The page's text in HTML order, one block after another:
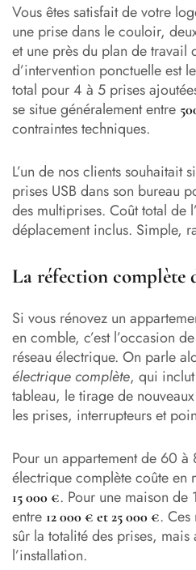
Vous êtes satisfait de votre
une prise dans le couloir,
et une près du plan de travail
d’intervention ponctuelle est
total pour 4 à 5 prises
se situe généralement entre
contraintes techniques.
L’un de nos clients souhaitait
prises USB dans son bureau
des multiprises. Coût total de
déplacement inclus. Simple,
La réfection complète
Si vous rénovez un
en comble, c’est l’occasion
réseau électrique. On parle
électrique complète, qui
tableau, le tirage de
les prises, interrupteurs et
Pour un appartement de 60 à
électrique complète coûte en
15 000 €. Pour une maison de
entre 12 000 € et 25 000 €. Ces
sûr la totalité des prises, mais
l’installation.